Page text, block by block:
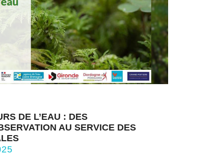
DE L’EAU : DES
AU SERVICE DES